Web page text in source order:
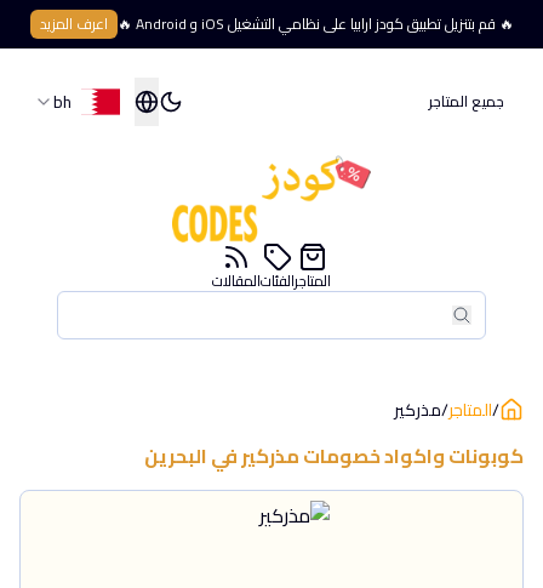
🔥 قم بتنزيل تطبيق كودز ارابيا على نظامي التشغيل iOS و Android 🔥 اعرف المزيد
جميع المتاجر bh
بحث
بحث
المتاجرالفئاتالمقالات
/المتاجر/مذركير
كوبونات واكواد خصوماتمذركيرفيالبحرين